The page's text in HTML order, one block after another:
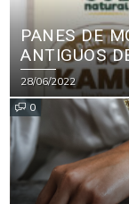
PANES DE
ANTIGUOS
28/06/2022
0